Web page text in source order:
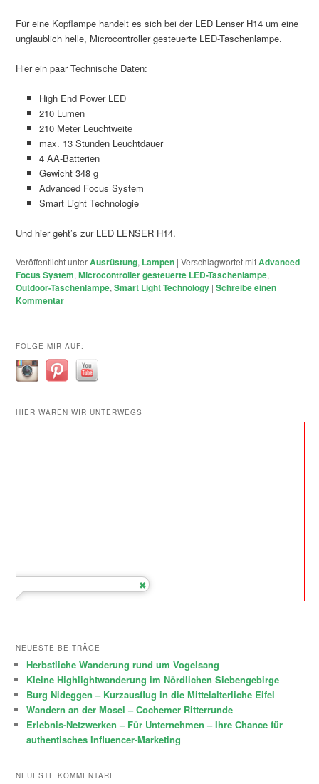
Für eine Kopflampe handelt es sich bei der LED Lenser H14 um eine
unglaublich helle, Microcontroller gesteuerte LED-Taschenlampe.
Hier ein paar Technische Daten:
High End Power LED
210 Lumen
210 Meter Leuchtweite
max. 13 Stunden Leuchtdauer
4 AA-Batterien
Gewicht 348 g
Advanced Focus System
Smart Light Technologie
Und hier geht’s zur LED LENSER H14.
Veröffentlicht unterAusrüstung, Lampen |Verschlagwortet mitAdvanced
Focus System,Microcontroller gesteuerte LED-Taschenlampe,
Outdoor-Taschenlampe,Smart Light Technology |Schreibe einen
Kommentar
FOLGE MIR AUF:
HIER WAREN WIR UNTERWEGS
NEUESTE BEITRÄGE
Herbstliche Wanderung rund um Vogelsang
Kleine Highlightwanderung im Nördlichen Siebengebirge
Burg Nideggen – Kurzausflug in die Mittelalterliche Eifel
Wandern an der Mosel – Cochemer Ritterrunde
Erlebnis-Netzwerken – Für Unternehmen – Ihre Chance für
authentisches Influencer-Marketing
NEUESTE KOMMENTARE